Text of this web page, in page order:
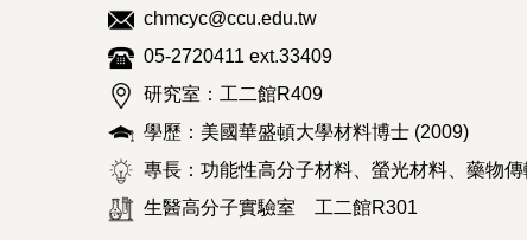
chmcyc@ccu.edu.tw
05-2720411 ext.33409
研究室：工二館R409
學歷：美國華盛頓大學材料博士 (2009)
專長：功能性高分子材料、螢光材料、藥物
生醫高分子實驗室 工二館R301